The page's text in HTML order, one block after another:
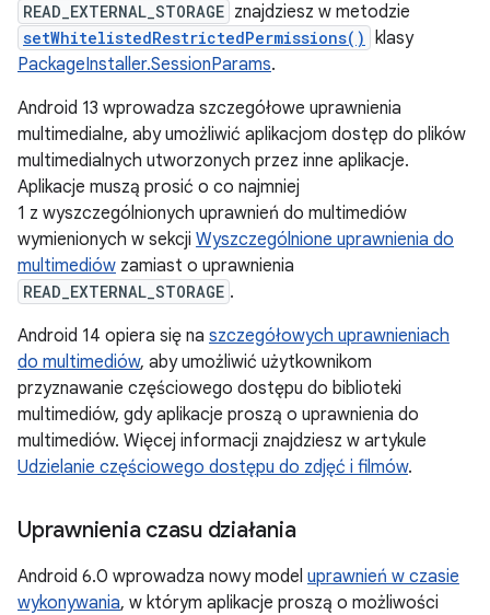
READ_EXTERNAL_STORAGE znajdziesz w metodzie
setWhitelistedRestrictedPermissions() klasy
PackageInstaller.SessionParams.
Android 13 wprowadza szczegółowe uprawnienia
multimedialne, aby umożliwić aplikacjom dostęp do plików
multimedialnych utworzonych przez inne aplikacje.
Aplikacje muszą prosić o co najmniej
1 z wyszczególnionych uprawnień do multimediów
wymienionych w sekcji Wyszczególnione uprawnienia do
multimediów zamiast o uprawnienia
READ_EXTERNAL_STORAGE .
Android 14 opiera się na szczegółowych uprawnieniach
do multimediów, aby umożliwić użytkownikom
przyznawanie częściowego dostępu do biblioteki
multimediów, gdy aplikacje proszą o uprawnienia do
multimediów. Więcej informacji znajdziesz w artykule
Udzielanie częściowego dostępu do zdjęć i filmów.
Uprawnienia czasu działania
Android 6.0 wprowadza nowy model uprawnień w czasie
wykonywania, w którym aplikacje proszą o możliwości